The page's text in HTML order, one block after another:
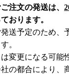
注文の発送は、
おります。
送予定のため、
。
変更になる可能
の都合により、